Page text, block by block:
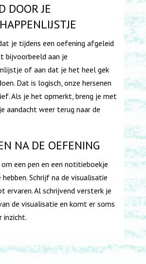
DOOR JE
je tijdens een oefening afgeleid
bijvoorbeeld aan je
of aan dat je het heel gek
Dat is logisch, onze hersenen
Als je het opmerkt, breng je met
aandacht weer terug naar de
NA DE OEFENING
een pen en een notitieboekje
Schrijf na de visualisatie
ervaren. Al schrijvend versterk je
de visualisatie en komt er soms
inzicht.